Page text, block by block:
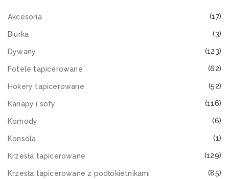
Akcesoria (17)
Biurka (3)
Dywany (123)
Fotele tapicerowane (62)
Hokery tapicerowane (52)
Kanapy i sofy (116)
Komody (6)
Konsola (1)
Krzesła tapicerowane (129)
Krzesła tapicerowane z podłokietnikami (85)